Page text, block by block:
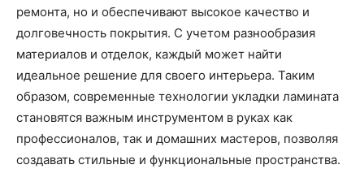
ремонта, но и обеспечивают высокое качество и
долговечность покрытия. С учетом разнообразия
материалов и отделок, каждый может найти
идеальное решение для своего интерьера. Таким
образом, современные технологии укладки ламината
становятся важным инструментом в руках как
профессионалов, так и домашних мастеров, позволяя
создавать стильные и функциональные пространства.